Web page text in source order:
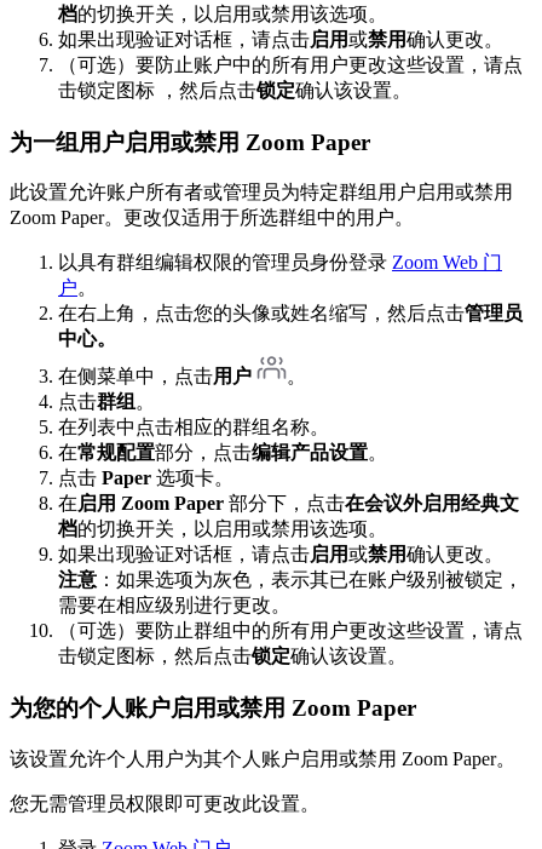
档的切换开关，以启用或禁用该选项。
如果出现验证对话框，请点击启用或禁用确认更改。
（可选）要防止账户中的所有用户更改这些设置，请点
击锁定图标 ，然后点击锁定确认该设置。
为一组用户启用或禁用 Zoom Paper
此设置允许账户所有者或管理员为特定群组用户启用或禁用
Zoom Paper。更改仅适用于所选群组中的用户。
以具有群组编辑权限的管理员身份登录 Zoom Web 门
户。
在右上角，点击您的头像或姓名缩写，然后点击管理员
中心。
在侧菜单中，点击用户
。
点击群组 。
在列表中点击相应的群组名称。
在常规配置部分，点击编辑产品设置。
点击 Paper 选项卡。
在启用 Zoom Paper 部分下，点击在会议外启用经典文
档的切换开关，以启用或禁用该选项。
如果出现验证对话框，请点击启用或禁用确认更改。
注意 ：如果选项为灰色，表示其已在账户级别被锁定，
需要在相应级别进行更改。
（可选）要防止群组中的所有用户更改这些设置，请点
击锁定图标，然后点击锁定确认该设置。
为您的个人账户启用或禁用 Zoom Paper
该设置允许个人用户为其个人账户启用或禁用 Zoom Paper。
您无需管理员权限即可更改此设置。